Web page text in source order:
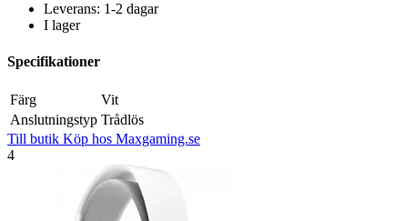
Leverans: 1-2 dagar
I lager
Specifikationer
Färg
Vit
Anslutningstyp Trådlös
Till butik Köp hos Maxgaming.se
4